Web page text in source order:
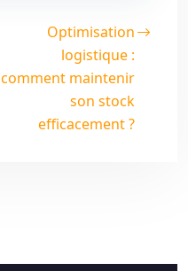
Optimisation
logistique :
comment maintenir
son stock
efficacement ?